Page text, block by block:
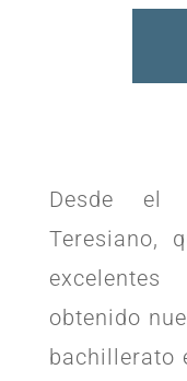
Desde el
Teresiano,
obtenido
bachillerato